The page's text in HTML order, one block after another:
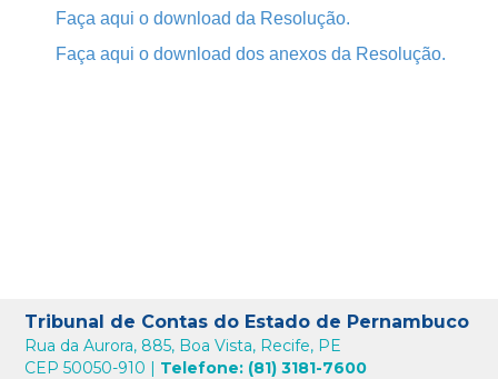
Faça aqui o download da Resolução.
Faça aqui o download dos anexos da Resolução.
Tribunal de Contas do Estado de Pernambuco
Rua da Aurora, 885, Boa Vista, Recife, PE
CEP 50050-910 | Telefone: (81) 3181-7600